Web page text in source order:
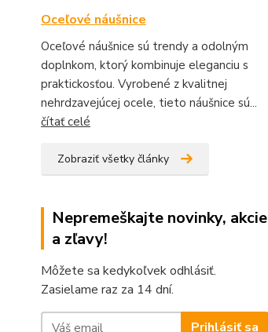
Oceľové náušnice
Oceľové náušnice sú trendy a odolným
doplnkom, ktorý kombinuje eleganciu s
praktickosťou. Vyrobené z kvalitnej
nehrdzavejúcej ocele, tieto náušnice sú...
čítať celé
Zobraziť všetky články
Nepremeškajte novinky, akcie
a zľavy!
Môžete sa kedykoľvek odhlásiť.
Zasielame raz za 14 dní.
Prihlásiť sa